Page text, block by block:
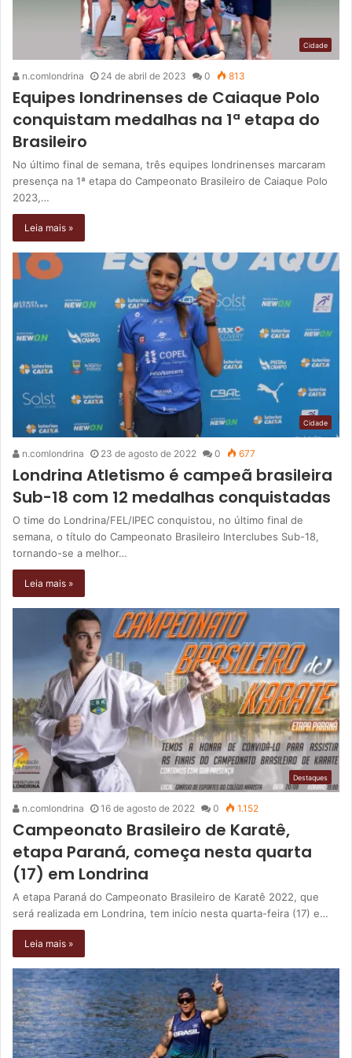
Cidade
n.comlondrina 24 de abril de 2023 0 813
Equipes londrinenses de Caiaque Polo
conquistam medalhas na 1ª etapa do
Brasileiro
No último final de semana, três equipes londrinenses marcaram
presença na 1ª etapa do Campeonato Brasileiro de Caiaque Polo
2023,…
Leia mais »
Cidade
n.comlondrina 23 de agosto de 2022 0 677
Londrina Atletismo é campeã brasileira
Sub-18 com 12 medalhas conquistadas
O time do Londrina/FEL/IPEC conquistou, no último final de
semana, o título do Campeonato Brasileiro Interclubes Sub-18,
tornando-se a melhor…
Leia mais »
Destaques
n.comlondrina 16 de agosto de 2022 0 1.152
Campeonato Brasileiro de Karatê,
etapa Paraná, começa nesta quarta
(17) em Londrina
A etapa Paraná do Campeonato Brasileiro de Karatê 2022, que
será realizada em Londrina, tem início nesta quarta-feira (17) e…
Leia mais »